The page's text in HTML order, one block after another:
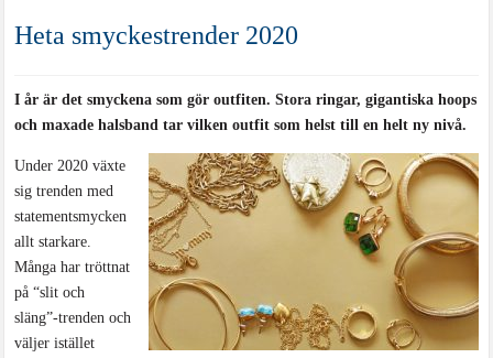
Heta smyckestrender 2020
I år är det smyckena som gör outfiten. Stora ringar, gigantiska hoops
och maxade halsband tar vilken outfit som helst till en helt ny nivå.
Under 2020 växte
sig trenden med
statementsmycken
allt starkare.
Många har tröttnat
på “slit och
släng”-trenden och
väljer istället